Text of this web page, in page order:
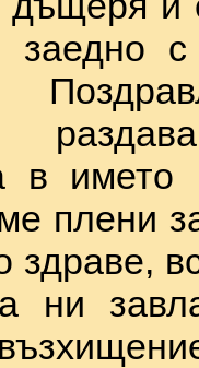
заедно с
в името
плени
ни